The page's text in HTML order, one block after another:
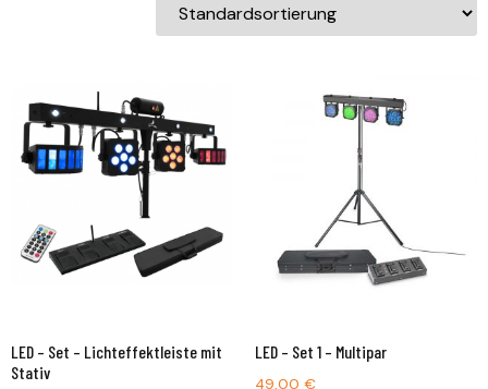
LED – Set – Lichteffektleiste mit
Stativ
LED – Set 1 – Multipar
49,00 €